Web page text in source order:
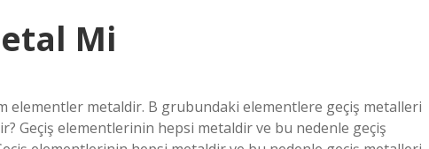
Mi
elementler metaldir. B grubundaki elementlere geçiş metalleri
Geçiş elementlerinin hepsi metaldir ve bu nedenle geçiş